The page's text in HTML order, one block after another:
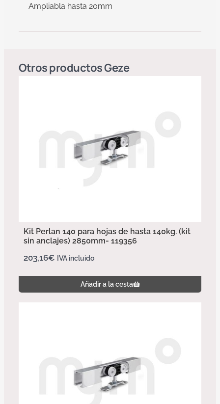
Ampliabla hasta 20mm
Otros productosGeze
Kit Perlan 140 para hojas de hasta 140kg. (kit
sin anclajes) 2850mm- 119356
203,16€ IVA incluido
Añadir a la cesta